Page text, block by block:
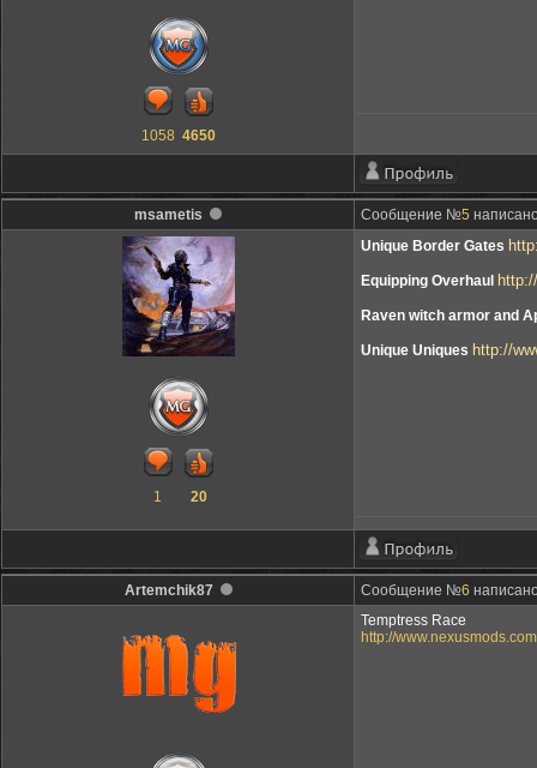
1058 4650
msametis Сообщение №5
1 20
Unique Border Gates
Equipping Overhaul
Raven witch armor and
Unique Uniques http://
Artemchik87 Сообщение №6
Temptress Race
http://